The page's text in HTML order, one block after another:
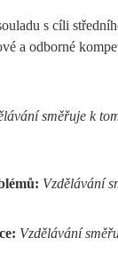
s cíli
a odborné
směřuje k
Vzdělávání
Vzdělávání